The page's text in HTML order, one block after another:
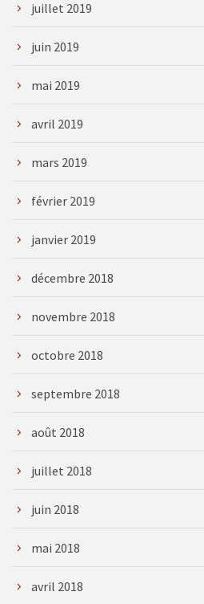
juillet 2019
juin 2019
mai 2019
avril 2019
mars 2019
février 2019
janvier 2019
décembre 2018
novembre 2018
octobre 2018
septembre 2018
août 2018
juillet 2018
juin 2018
mai 2018
avril 2018